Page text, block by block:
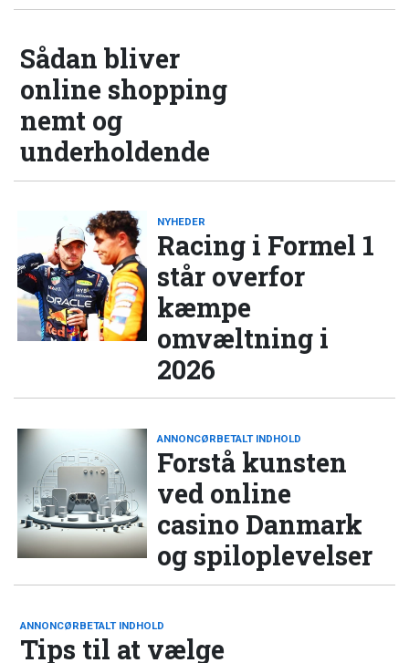
Sådan bliver
online shopping
nemt og
underholdende
NYHEDER
Racing i Formel 1
står overfor
kæmpe
omvæltning i
2026
ANNONCØRBETALT INDHOLD
Forstå kunsten
ved online
casino Danmark
og spiloplevelser
ANNONCØRBETALT INDHOLD
Tips til at vælge